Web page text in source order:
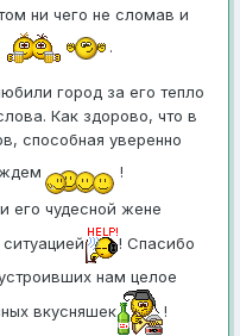
ни чего не сломав и
.
город за его тепло
Как здорово, что в
способная уверенно
!
и его чудесной жене
! Спасибо
нам целое
вкусняшек
!